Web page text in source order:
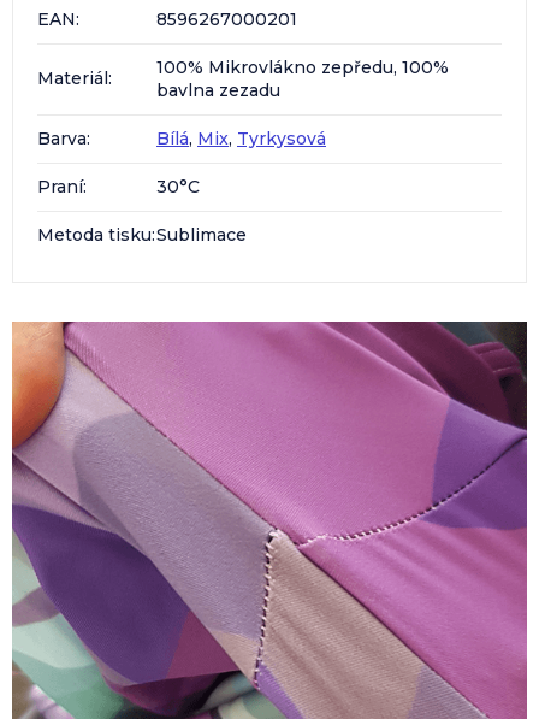
EAN: 8596267000201
Materiál:
100% Mikrovlákno zepředu, 100%
bavlna zezadu
Barva: Bílá, Mix, Tyrkysová
Praní: 30°C
Metoda tisku:Sublimace